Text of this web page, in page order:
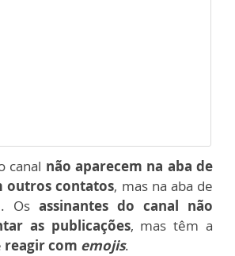
canal não aparecem na aba de
outros contatos, mas na aba de
. Os assinantes do canal não
as publicações, mas têm a
reagir com emojis.